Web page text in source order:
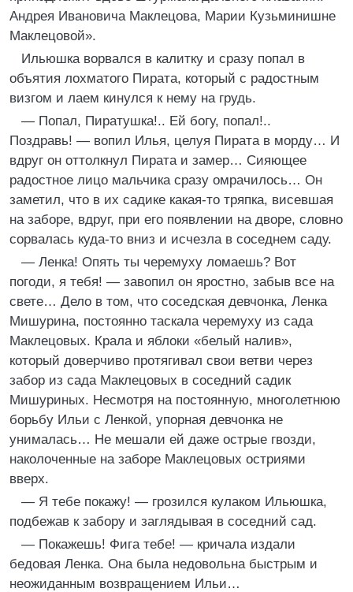
Андрея Ивановича Маклецова, Марии Кузьминишне
Маклецовой».
Ильюшка ворвался в калитку и сразу попал в
объятия лохматого Пирата, который с радостным
визгом и лаем кинулся к нему на грудь.
— Попал, Пиратушка!.. Ей богу, попал!..
Поздравь! — вопил Илья, целуя Пирата в морду… И
вдруг он оттолкнул Пирата и замер… Сияющее
радостное лицо мальчика сразу омрачилось… Он
заметил, что в их садике какая-то тряпка, висевшая
на заборе, вдруг, при его появлении на дворе, словно
сорвалась куда-то вниз и исчезла в соседнем саду.
— Ленка! Опять ты черемуху ломаешь? Вот
погоди, я тебя! — завопил он яростно, забыв все на
свете… Дело в том, что соседская девчонка, Ленка
Мишурина, постоянно таскала черемуху из сада
Маклецовых. Крала и яблоки «белый налив»,
который доверчиво протягивал свои ветви через
забор из сада Маклецовых в соседний садик
Мишуриных. Несмотря на постоянную, многолетнюю
борьбу Ильи с Ленкой, упорная девчонка не
унималась… Не мешали ей даже острые гвозди,
наколоченные на заборе Маклецовых остриями
вверх.
— Я тебе покажу! — грозился кулаком Ильюшка,
подбежав к забору и заглядывая в соседний сад.
— Покажешь! Фига тебе! — кричала издали
бедовая Ленка. Она была недовольна быстрым и
неожиданным возвращением Ильи…